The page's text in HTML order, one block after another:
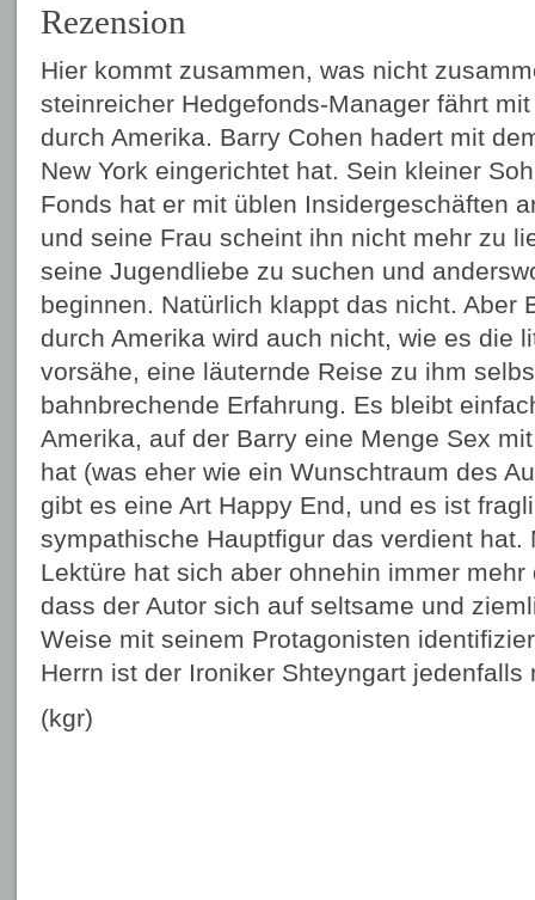
Rezension
Hier kommt zusammen, was nicht
steinreicher Hedgefonds-Manager fährt
durch Amerika. Barry Cohen hadert mit
New York eingerichtet hat. Sein kleiner
Fonds hat er mit üblen Insidergeschäften
und seine Frau scheint ihn nicht mehr zu
seine Jugendliebe zu suchen und
beginnen. Natürlich klappt das nicht. Aber
durch Amerika wird auch nicht, wie es die
vorsähe, eine läuternde Reise zu ihm
bahnbrechende Erfahrung. Es bleibt
Amerika, auf der Barry eine Menge Sex
hat (was eher wie ein Wunschtraum des
gibt es eine Art Happy End, und es ist
sympathische Hauptfigur das verdient hat.
Lektüre hat sich aber ohnehin immer
dass der Autor sich auf seltsame und
Weise mit seinem Protagonisten
Herrn ist der Ironiker Shteyngart jedenfalls
(kgr)